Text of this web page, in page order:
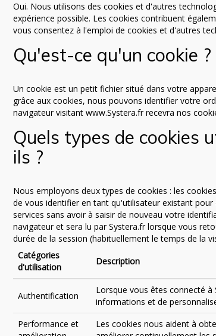
Oui. Nous utilisons des cookies et d'autres
expérience possible. Les cookies contribuent
vous consentez à l'emploi de cookies et d'autres
Qu'est-ce qu'un cookie ?
Un cookie est un petit fichier situé dans votre
grâce aux cookies, nous pouvons identifier votre
navigateur visitant www.Systera.fr recevra nos
Quels types de cookies
ils ?
Nous employons deux types de cookies : les
de vous identifier en tant qu'utilisateur existant
services sans avoir à saisir de nouveau votre
navigateur et sera lu par Systera.fr lorsque vous
durée de la session (habituellement le temps de la
Catégories
d'utilisation
Description
Authentification
Lorsque vous êtes connecté
informations et de
Performance et
Les cookies nous aident à